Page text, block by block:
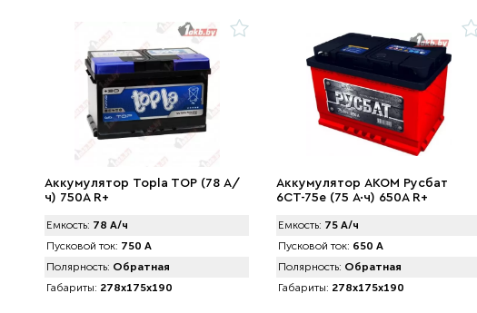
Аккумулятор Topla TOP (78 А/
ч) 750А R+
Емкость: 78 А/ч
Пусковой ток: 750 А
Полярность: Обратная
Габариты: 278x175x190
Аккумулятор AKOM Русбат
6СТ-75е (75 А·ч) 650A R+
Емкость: 75 А/ч
Пусковой ток: 650 А
Полярность: Обратная
Габариты: 278x175x190